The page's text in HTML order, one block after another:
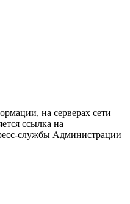
на серверах сети
ссылка на
службы Администрации